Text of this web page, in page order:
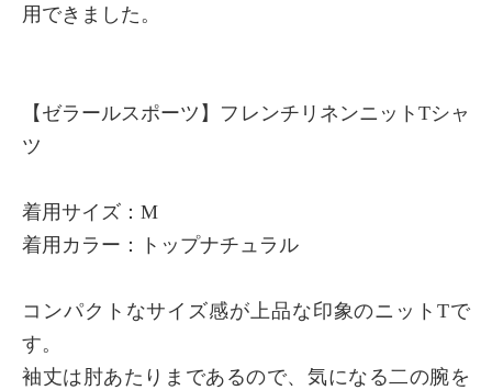
用できました。
【ゼラールスポーツ】フレンチリネンニットTシャ
ツ
着用サイズ：M
着用カラー：トップナチュラル
コンパクトなサイズ感が上品な印象のニットTで
す。
袖丈は肘あたりまであるので、気になる二の腕を